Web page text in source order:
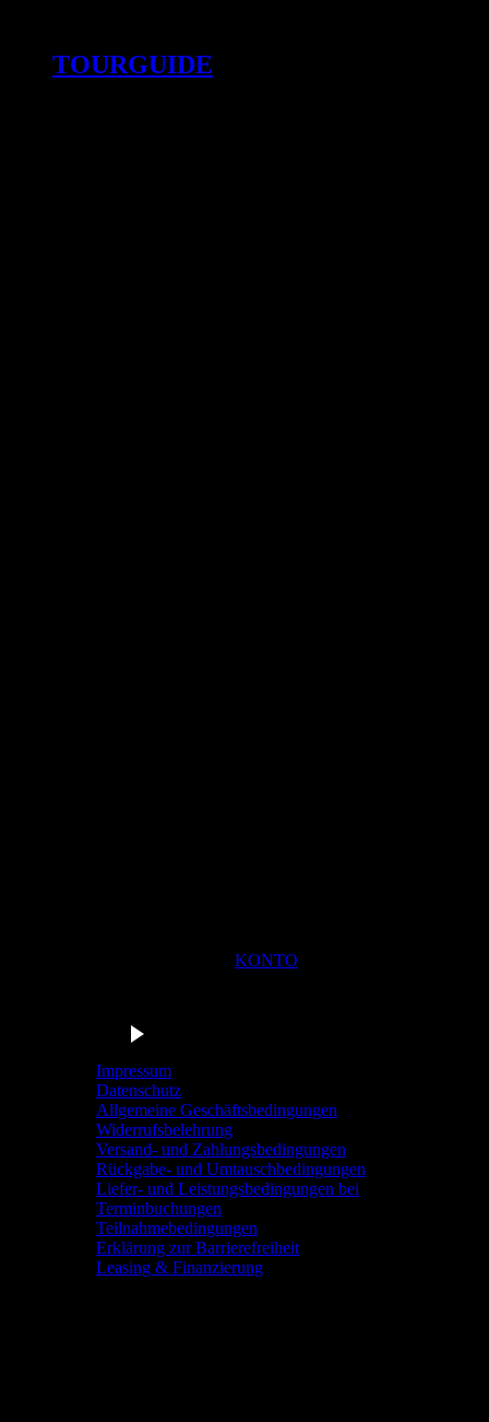
TOURGUIDE
KONTO
Impressum
Datenschutz
Allgemeine Geschäftsbedingungen
Widerrufsbelehrung
Versand- und Zahlungsbedingungen
Rückgabe- und Umtauschbedingungen
Liefer- und Leistungsbedingungen bei
Terminbuchungen
Teilnahmebedingungen
Erklärung zur Barrierefreiheit
Leasing & Finanzierung